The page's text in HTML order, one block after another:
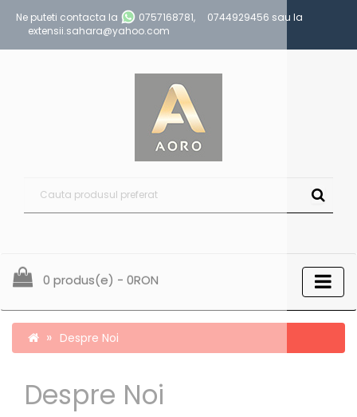
Ne puteti contacta la 0757168781, 0744929456 sau la
extensii.sahara@yahoo.com
0 produs(e) - 0RON
Despre Noi
Despre Noi